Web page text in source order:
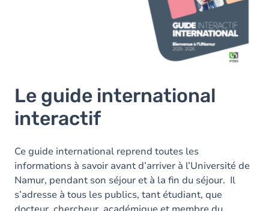
Le guide international
interactif
Ce guide international reprend toutes les
informations à savoir avant d’arriver à l’Université de
Namur, pendant son séjour et à la fin du séjour. Il
s’adresse à tous les publics, tant étudiant, que